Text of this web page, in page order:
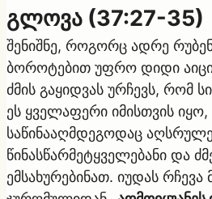
გლოვა (37:27-35)
შენიშნე, როგორც ადრე
ბოროტებით უფრო დიდი
ძმის გაყიდვას ურჩევს, რომ
ეს ყველაფერი იმისთვის
საწინააღმდეგოდაც
წინასწარმეტყველებანი და
ემსახურებინათ. იუდას რჩევა